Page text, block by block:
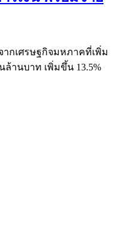
ากเศรษฐกิจมหภาคที่เพิ่ม
านบาท เพิ่มขึ้น 13.5%